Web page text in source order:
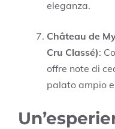
eleganza.
Château de
Cru Classé):
offre note di
palato ampio